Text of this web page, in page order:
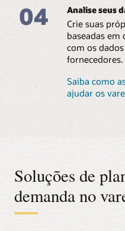
04 Analise seus
Crie suas
baseadas em
com os
fornecedores.
Saiba como
ajudar os
Soluções de
demanda no